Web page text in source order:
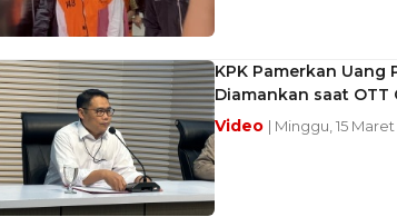
KPK Pamerkan Uang
Diamankan saat OTT
Video | Minggu, 15